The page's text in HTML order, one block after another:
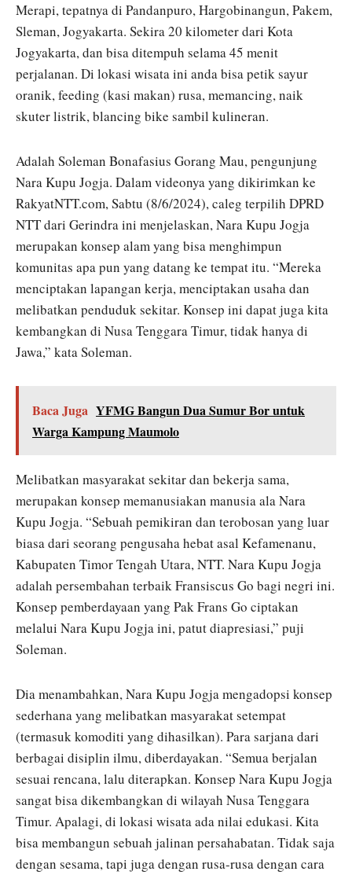
Merapi, tepatnya di Pandanpuro, Hargobinangun, Pakem,
Sleman, Jogyakarta. Sekira 20 kilometer dari Kota
Jogyakarta, dan bisa ditempuh selama 45 menit
perjalanan. Di lokasi wisata ini anda bisa petik sayur
oranik, feeding (kasi makan) rusa, memancing, naik
skuter listrik, blancing bike sambil kulineran.
Adalah Soleman Bonafasius Gorang Mau, pengunjung
Nara Kupu Jogja. Dalam videonya yang dikirimkan ke
RakyatNTT.com, Sabtu (8/6/2024), caleg terpilih DPRD
NTT dari Gerindra ini menjelaskan, Nara Kupu Jogja
merupakan konsep alam yang bisa menghimpun
komunitas apa pun yang datang ke tempat itu. “Mereka
menciptakan lapangan kerja, menciptakan usaha dan
melibatkan penduduk sekitar. Konsep ini dapat juga kita
kembangkan di Nusa Tenggara Timur, tidak hanya di
Jawa,” kata Soleman.
Baca Juga YFMG Bangun Dua Sumur Bor untuk
Warga Kampung Maumolo
Melibatkan masyarakat sekitar dan bekerja sama,
merupakan konsep memanusiakan manusia ala Nara
Kupu Jogja. “Sebuah pemikiran dan terobosan yang luar
biasa dari seorang pengusaha hebat asal Kefamenanu,
Kabupaten Timor Tengah Utara, NTT. Nara Kupu Jogja
adalah persembahan terbaik Fransiscus Go bagi negri ini.
Konsep pemberdayaan yang Pak Frans Go ciptakan
melalui Nara Kupu Jogja ini, patut diapresiasi,” puji
Soleman.
Dia menambahkan, Nara Kupu Jogja mengadopsi konsep
sederhana yang melibatkan masyarakat setempat
(termasuk komoditi yang dihasilkan). Para sarjana dari
berbagai disiplin ilmu, diberdayakan. “Semua berjalan
sesuai rencana, lalu diterapkan. Konsep Nara Kupu Jogja
sangat bisa dikembangkan di wilayah Nusa Tenggara
Timur. Apalagi, di lokasi wisata ada nilai edukasi. Kita
bisa membangun sebuah jalinan persahabatan. Tidak saja
dengan sesama, tapi juga dengan rusa-rusa dengan cara